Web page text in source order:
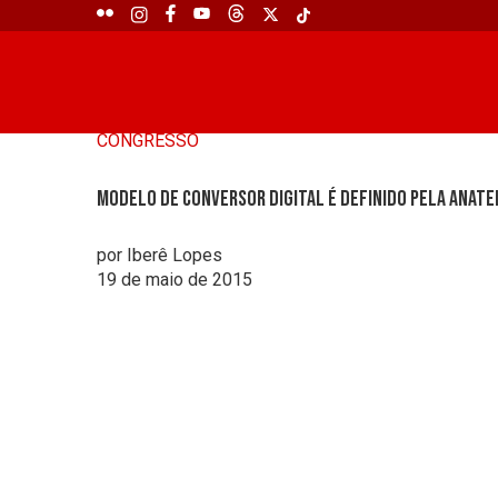
CONGRESSO
Modelo de conversor digital é definido pela
por Iberê Lopes
19 de maio de 2015